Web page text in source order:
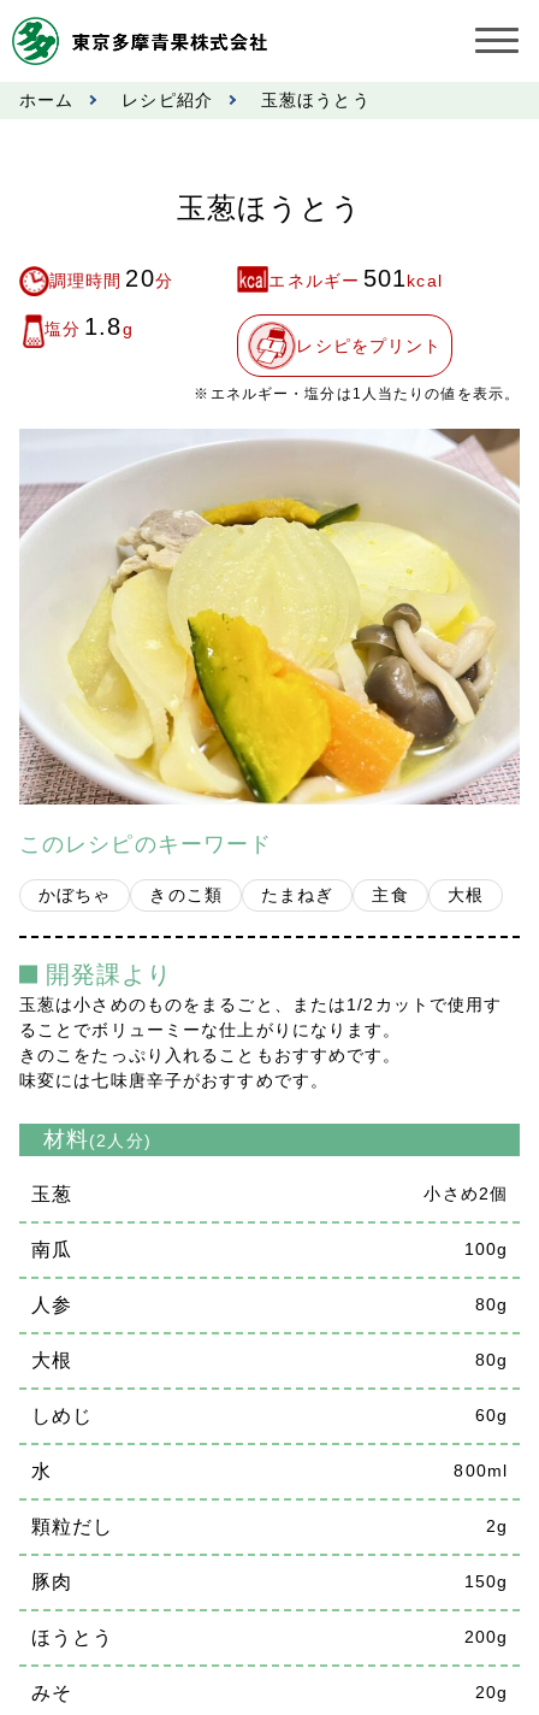
お知らせ
市況情報
奨励金受託手数料
営業日カレンダー
多摩青果便り
採用情報
アクセス
プライバシーポリシー
ホーム レシピ紹介 玉葱ほうとう
玉葱ほうとう
調理時間 20分 エネルギー 501kcal
塩分 1.8g
レシピをプリント
※エネルギー・塩分は1人当たりの値を表示。
このレシピのキーワード
かぼちゃ きのこ類 たまねぎ 主食 大根
開発課より
玉葱は小さめのものをまるごと、または1/2カットで使用す
ることでボリューミーな仕上がりになります。
きのこをたっぷり入れることもおすすめです。
味変には七味唐辛子がおすすめです。
材料(2人分)
玉葱 小さめ2個
南瓜 100g
人参 80g
大根 80g
しめじ 60g
水 800ml
顆粒だし 2g
豚肉 150g
ほうとう 200g
みそ 20g